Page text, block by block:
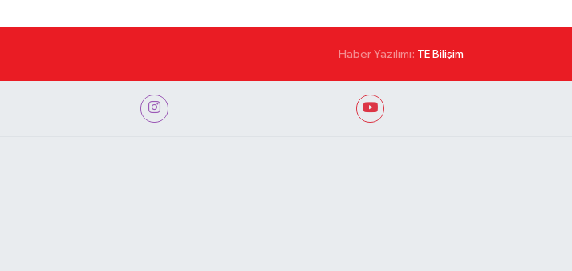
Haber Yazılımı: TE Bilişim